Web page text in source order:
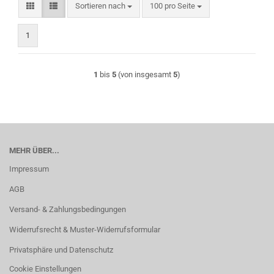
Sortieren nach
Sortieren nach 100 pro Seite
pro Seite
1
1 bis 5 (von insgesamt 5)
MEHR ÜBER...
Impressum
AGB
Versand- & Zahlungsbedingungen
Widerrufsrecht & Muster-Widerrufsformular
Privatsphäre und Datenschutz
Cookie Einstellungen